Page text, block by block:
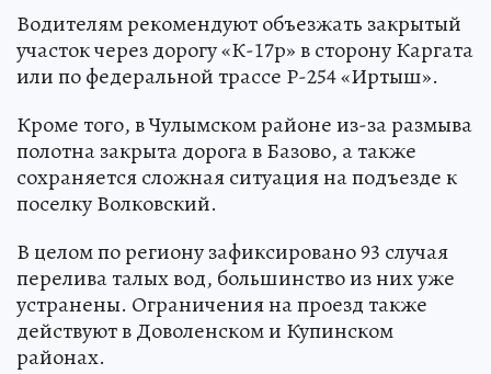
Водителям рекомендуют объезжать закрытый
участок через дорогу «К-17р» в сторону Каргата
или по федеральной трассе Р-254 «Иртыш».
Кроме того, в Чулымском районе из-за размыва
полотна закрыта дорога в Базово, а также
сохраняется сложная ситуация на подъезде к
поселку Волковский.
В целом по региону зафиксировано 93 случая
перелива талых вод, большинство из них уже
устранены. Ограничения на проезд также
действуют в Доволенском и Купинском
районах.